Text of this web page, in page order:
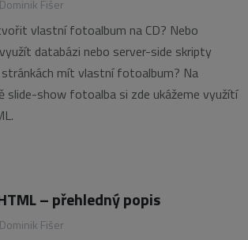
Dominik Fišer
vlastní fotoalbum na CD? Nebo
databázi nebo server-side skripty
mít vlastní fotoalbum? Na
slide-show fotoalba si zde ukážeme využítí
– přehledný popis
Dominik Fišer